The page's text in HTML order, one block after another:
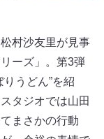
村沙友里が見事
ーズ」。第3弾
うどん”を紹
タジオでは山田
まさかの行動